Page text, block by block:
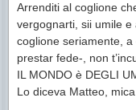
Arrenditi al coglione
vergognarti, sii umile e
coglione seriamente, a
prestar fede-, non
IL MONDO è DEGLI
Lo diceva Matteo,